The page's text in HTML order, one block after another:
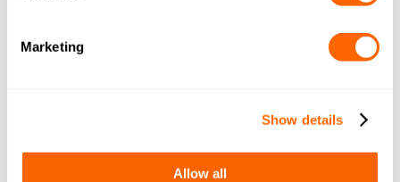
Marketing
Show details
Allow all